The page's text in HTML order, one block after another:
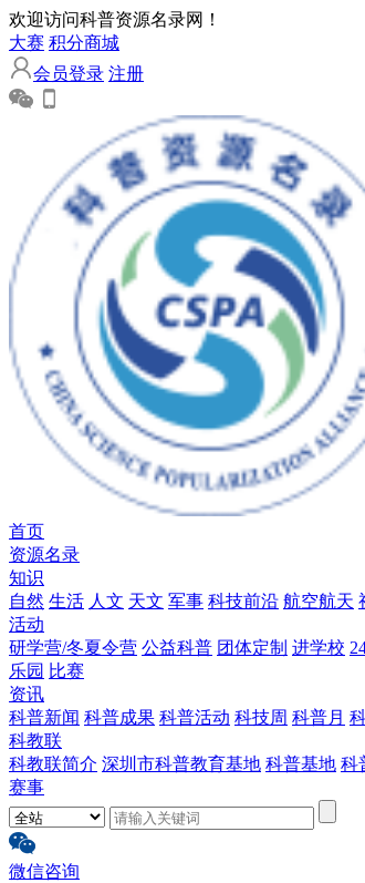
欢迎访问科普资源名录网！
大赛 积分商城
会员登录 注册
首页
资源名录
知识
自然 生活 人文 天文 军事 科技前沿 航空航天
活动
研学营/冬夏令营 公益科普 团体定制 进学校
乐园 比赛
资讯
科普新闻 科普成果 科普活动 科技周 科普月
科教联
科教联简介 深圳市科普教育基地 科普基地 科
赛事
微信咨询